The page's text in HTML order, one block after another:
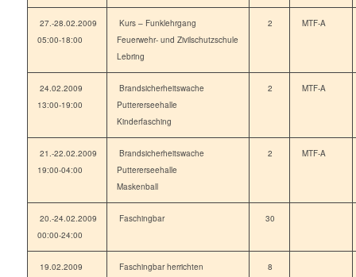
27.-28.02.2009
05:00-18:00
Kurs – Funklehrgang
Feuerwehr- und Zivilschutzschule
Lebring
2 MTF-A
24.02.2009
13:00-19:00
Brandsicherheitswache
Puttererseehalle
Kinderfasching
2 MTF-A
21.-22.02.2009
19:00-04:00
Brandsicherheitswache
Puttererseehalle
Maskenball
2 MTF-A
20.-24.02.2009
00:00-24:00
Faschingbar 30
19.02.2009
Faschingbar herrichten 8